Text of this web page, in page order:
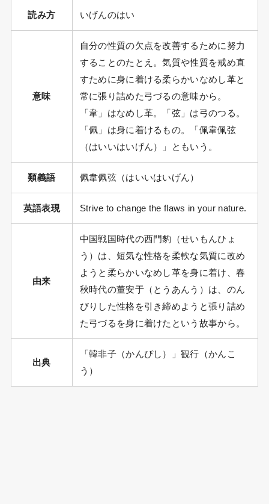
読み方 いげんのはい
意味
自分の性質の欠点を改善するために努力
することのたとえ。気質や性質を戒め直
すために身に着ける柔らかいなめし革と
常に張り詰めた弓づるの意味から。
「韋」はなめし革。「弦」は弓のつる。
「佩」は身に着けるもの。「佩韋佩弦
（はいいはいげん）」ともいう。
類義語 佩韋佩弦（はいいはいげん）
英語表現 Strive to change the flaws in your nature.
由来
中国戦国時代の西門豹（せいもんひょ
う）は、短気な性格を柔軟な気質に改め
ようと柔らかいなめし革を身に着け、春
秋時代の董安于（とうあんう）は、のん
びりした性格を引き締めようと張り詰め
た弓づるを身に着けたという故事から。
出典
「韓非子（かんぴし）」観行（かんこ
う）